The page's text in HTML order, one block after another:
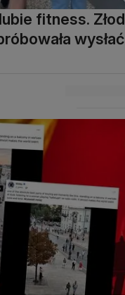
fitness.